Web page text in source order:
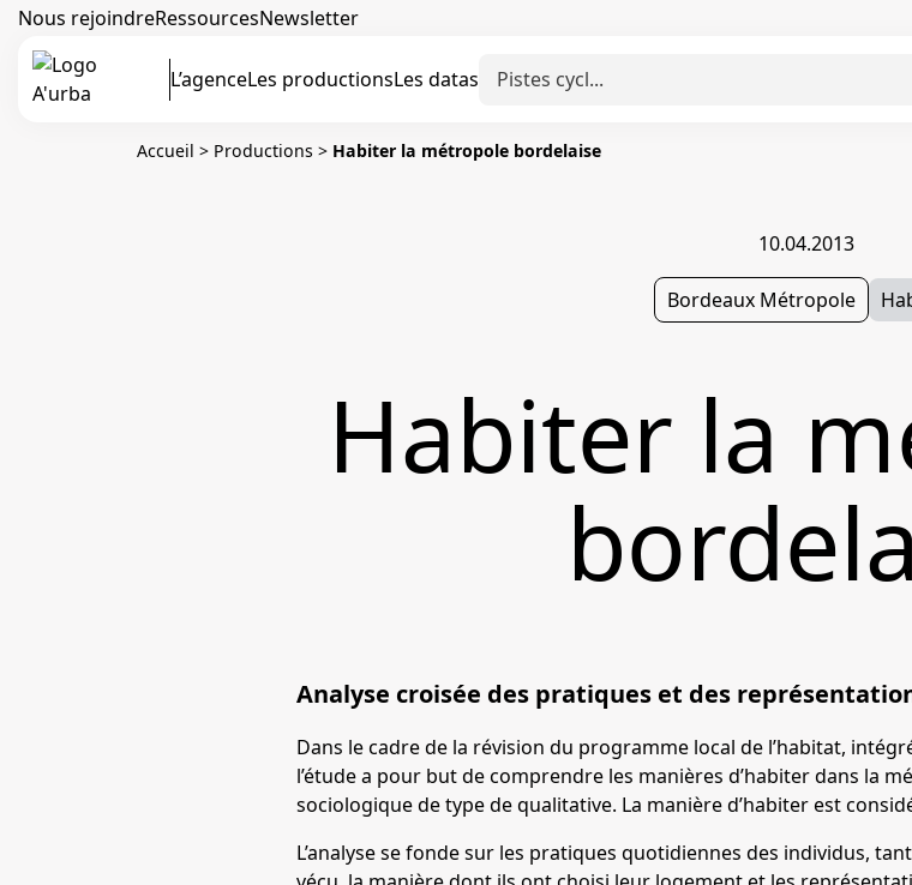
Nous rejoindreRessourcesNewsletter
L’agenceLes productionsLes datas
Accueil > Productions > Habiter la métropole bordelaise
10.04.2013
Bordeaux Métropole
Habiter la
Analyse croisée des pratiques et des
Dans le cadre de la révision du programme local de l’habitat,
l’étude a pour but de comprendre les manières d’habiter dans la
sociologique de type de qualitative. La manière d’habiter est
L’analyse se fonde sur les pratiques quotidiennes des individus,